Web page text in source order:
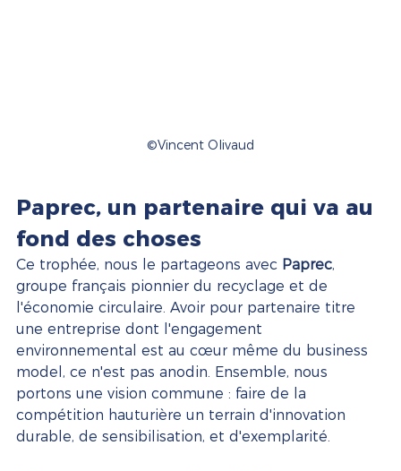
©Vincent Olivaud
Paprec, un partenaire qui va au
fond des choses
Ce trophée, nous le partageons avec Paprec,
groupe français pionnier du recyclage et de
l'économie circulaire. Avoir pour partenaire titre
une entreprise dont l'engagement
environnemental est au cœur même du business
model, ce n'est pas anodin. Ensemble, nous
portons une vision commune : faire de la
compétition hauturière un terrain d'innovation
durable, de sensibilisation, et d'exemplarité.